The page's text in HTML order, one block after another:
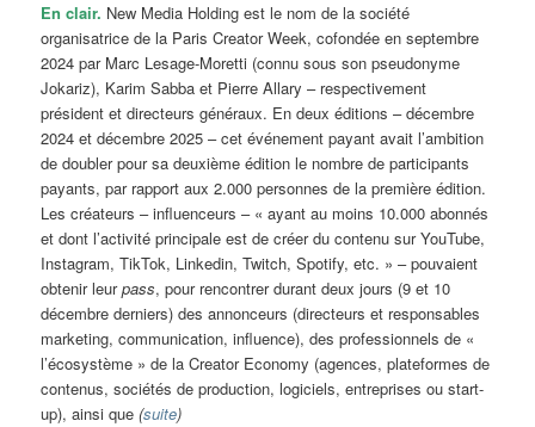
En clair. New Media Holding est le nom de la société
organisatrice de la Paris Creator Week, cofondée en septembre
2024 par Marc Lesage-Moretti (connu sous son pseudonyme
Jokariz), Karim Sabba et Pierre Allary – respectivement
président et directeurs généraux. En deux éditions – décembre
2024 et décembre 2025 – cet événement payant avait l’ambition
de doubler pour sa deuxième édition le nombre de participants
payants, par rapport aux 2.000 personnes de la première édition.
Les créateurs – influenceurs – « ayant au moins 10.000 abonnés
et dont l’activité principale est de créer du contenu sur YouTube,
Instagram, TikTok, Linkedin, Twitch, Spotify, etc. » – pouvaient
obtenir leurpass, pour rencontrer durant deux jours (9 et 10
décembre derniers) des annonceurs (directeurs et responsables
marketing, communication, influence), des professionnels de «
l’écosystème » de la Creator Economy (agences, plateformes de
contenus, sociétés de production, logiciels, entreprises ou start-
up), ainsi que(suite)